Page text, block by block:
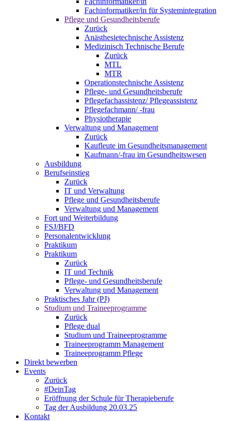
Fachinformatiker/in für Systemintegration
Pflege und Gesundheitsberufe
Zurück
Anästhesietechnische Assistenz
Medizinisch Technische Berufe
Zurück
MTL
MTR
Operationstechnische Assistenz
Pflege- und Gesundheitsberufe
Pflegefachassistenz/ Pflegeassistenz
Pflegefachmann/ -frau
Physiotherapie
Verwaltung und Management
Zurück
Kaufleute im Gesundheitsmanagement
Kaufmann/-frau im Gesundheitswesen
Ausbildung
Berufseinstieg
Zurück
IT und Verwaltung
Pflege und Gesundheitsberufe
Verwaltung und Management
Fort und Weiterbildung
FSJ/BFD
Personalentwicklung
Praktikum
Praktikum
Zurück
IT und Technik
Pflege- und Gesundheitsberufe
Verwaltung und Management
Praktisches Jahr (PJ)
Studium und Traineeprogramme
Zurück
Pflege dual
Studium und Traineeprogramme
Traineeprogramm Management
Traineeprogramm Pflege
Direkt bewerben
Events
Zurück
#DeinTag
Eröffnung der Schule für Therapieberufe
Tag der Ausbildung 20.03.25
Kontakt